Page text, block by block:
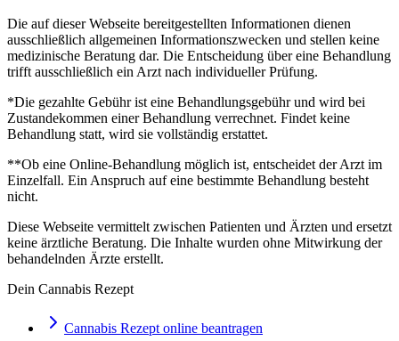
Die auf dieser Webseite bereitgestellten Informationen dienen
ausschließlich allgemeinen Informationszwecken und stellen keine
medizinische Beratung dar. Die Entscheidung über eine Behandlung
trifft ausschließlich ein Arzt nach individueller Prüfung.
*Die gezahlte Gebühr ist eine Behandlungsgebühr und wird bei
Zustandekommen einer Behandlung verrechnet. Findet keine
Behandlung statt, wird sie vollständig erstattet.
**Ob eine Online-Behandlung möglich ist, entscheidet der Arzt im
Einzelfall. Ein Anspruch auf eine bestimmte Behandlung besteht
nicht.
Diese Webseite vermittelt zwischen Patienten und Ärzten und ersetzt
keine ärztliche Beratung. Die Inhalte wurden ohne Mitwirkung der
behandelnden Ärzte erstellt.
Dein Cannabis Rezept
Cannabis Rezept online beantragen